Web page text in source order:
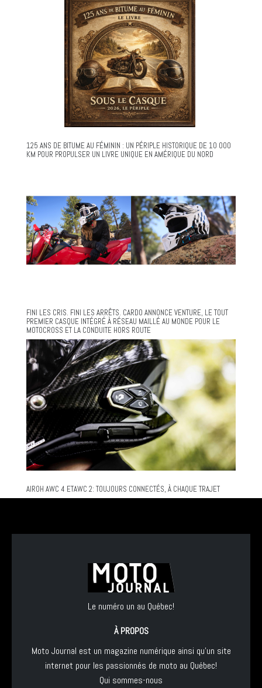
125 ANS DE BITUME AU FÉMININ : UN PÉRIPLE HISTORIQUE DE 10 000
KM POUR PROPULSER UN LIVRE UNIQUE EN AMÉRIQUE DU NORD
FINI LES CRIS. FINI LES ARRÊTS. CARDO ANNONCE VENTURE, LE TOUT
PREMIER CASQUE INTÉGRÉ À RÉSEAU MAILLÉ AU MONDE POUR LE
MOTOCROSS ET LA CONDUITE HORS ROUTE
AIROH AWC 4 ETAWC 2: TOUJOURS CONNECTÉS, À CHAQUE TRAJET
Le numéro un au Québec!
À PROPOS
Moto Journal est un magazine numérique ainsi qu'un site
internet pour les passionnés de moto au Québec!
Qui sommes-nous